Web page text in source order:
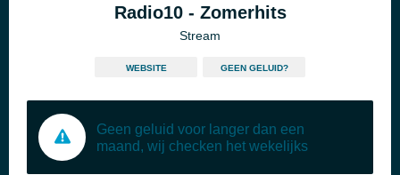
Radio10 - Zomerhits
Stream
WEBSITE GEEN GELUID?
Geen geluid voor langer dan een
maand, wij checken het wekelijks